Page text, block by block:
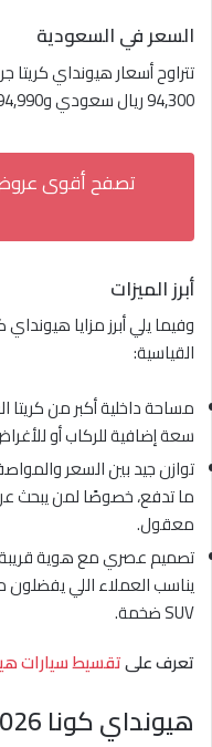
السعر في السعودية
94,300 ريال سعودي و94,990 ريال سعودي تقريباً حسب التجهيز.
تصفح أقوى عروض
أبرز الميزات
القياسية:
مساحة داخلية أكبر من كريتا
سعة إضافية للركاب أو
توازن جيد بين السعر
ما تدفع، خصوصًا لمن يبحث
معقول.
تصميم عصري مع هوية قريبة
يناسب العملاء اللي يفضلون
SUV ضخمة.
تعرف علىتقسيط سيارات
هيونداي كونا 2026